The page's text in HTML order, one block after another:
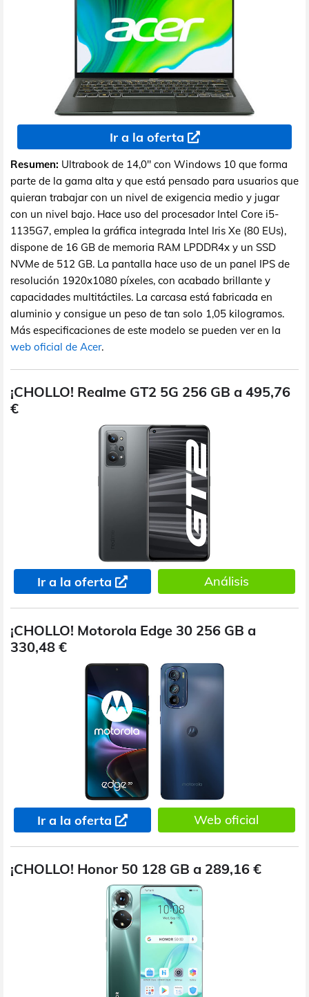
Ir a la oferta
Resumen: Ultrabook de 14,0" con Windows 10 que forma
parte de la gama alta y que está pensado para usuarios que
quieran trabajar con un nivel de exigencia medio y jugar
con un nivel bajo. Hace uso del procesador Intel Core i5-
1135G7, emplea la gráfica integrada Intel Iris Xe (80 EUs),
dispone de 16 GB de memoria RAM LPDDR4x y un SSD
NVMe de 512 GB. La pantalla hace uso de un panel IPS de
resolución 1920x1080 píxeles, con acabado brillante y
capacidades multitáctiles. La carcasa está fabricada en
aluminio y consigue un peso de tan solo 1,05 kilogramos.
Más especificaciones de este modelo se pueden ver en la
web oficial de Acer.
¡CHOLLO! Realme GT2 5G 256 GB a 495,76
€
Ir a la oferta Análisis
¡CHOLLO! Motorola Edge 30 256 GB a
330,48 €
Ir a la oferta Web oficial
¡CHOLLO! Honor 50 128 GB a 289,16 €